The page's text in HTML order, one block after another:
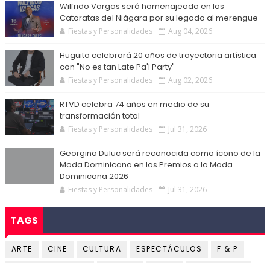
Wilfrido Vargas será homenajeado en las
Cataratas del Niágara por su legado al merengue
Fiestas y Personalidades Aug 04, 2026
Huguito celebrará 20 años de trayectoria artística
con "No es tan Late Pa'l Party"
Fiestas y Personalidades Aug 02, 2026
RTVD celebra 74 años en medio de su
transformación total
Fiestas y Personalidades Jul 31, 2026
Georgina Duluc será reconocida como ícono de la
Moda Dominicana en los Premios a la Moda
Dominicana 2026
Fiestas y Personalidades Jul 31, 2026
TAGS
ARTE CINE CULTURA ESPECTÁCULOS
F & P